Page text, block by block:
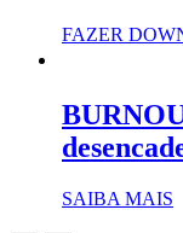
FAZER
SAIBA MAIS